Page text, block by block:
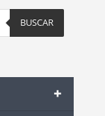
BUSCAR
+